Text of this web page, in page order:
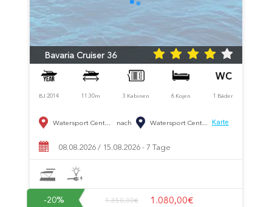
Bavaria Cruiser 36
BJ 2014 11.30m 3 Kabinen 6 Kojen 1 Bäder
Watersport Cent... nach Watersport Cent... Karte
08.08.2026 / 15.08.2026 - 7 Tage
-20% 1.350,00€ 1.080,00€